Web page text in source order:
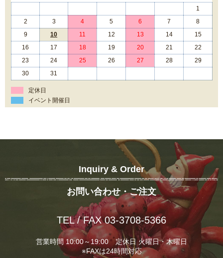
1
2
3 4 5 6 7
8
9
10 11 12 13 14
15
16
17 18 19 20 21
22
23
24 25 26 27 28
29
30
31
定休日
イベント開催日
Inquiry & Order
お問い合わせ・ご注文
TEL / FAX 03-3708-5366
営業時間 10:00～19:00 定休日 火曜日・木曜日
※FAXは24時間対応